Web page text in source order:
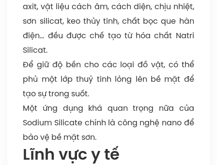
axit, vật liệu cách âm, cách diện, chịu nhiệt,
sơn silicat, keo thủy tinh, chất bọc que hàn
điện… đều được chế tạo từ hóa chất Natri
Silicat.
Để giữ độ bền cho các loại đồ vật, có thể
phủ một lớp thuỷ tinh lỏng lên bề mặt để
tạo sự trong suốt.
Một ứng dụng khá quan trọng nữa của
Sodium Silicate chính là công nghệ nano để
bảo vệ bề mặt sơn.
Lĩnh vực y tế